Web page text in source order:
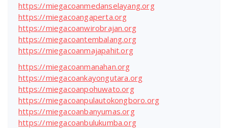
https://miegacoanmedanselayang.org
https://miegacoangaperta.org
https://miegacoanwirobrajan.org
https://miegacoantembalang.org
https://miegacoanmajapahit.org
https://miegacoanmanahan.org
https://miegacoankayongutara.org
https://miegacoanpohuwato.org
https://miegacoanpulautokongboro.org
https://miegacoanbanyumas.org
https://miegacoanbulukumba.org